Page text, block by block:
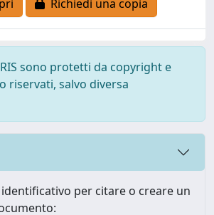
Richiedi una copia
sono protetti da copyright e
riservati, salvo diversa
per citare o creare un